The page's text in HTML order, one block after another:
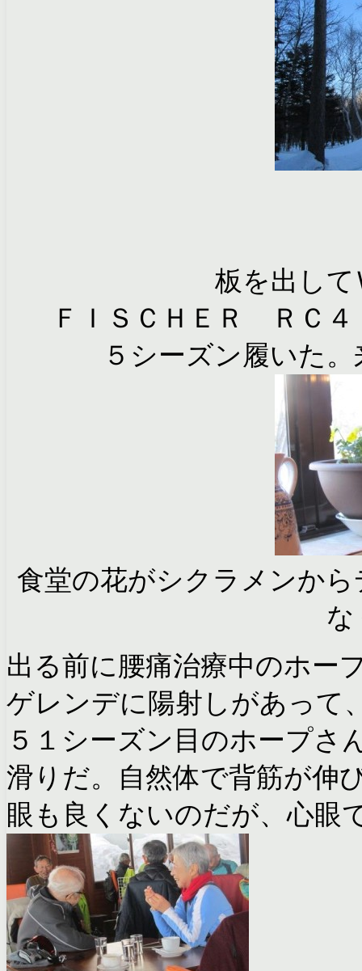
板を出し
ＦＩＳＣＨＥＲ ＲＣ
５シーズン履いた
食堂の花がシクラメンか
な
出る前に腰痛治療中のホー
ゲレンデに陽射しがあって
５１シーズン目のホープさ
滑りだ。自然体で背筋が伸
眼も良くないのだが、心眼